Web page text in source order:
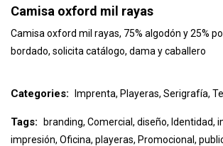
Camisa oxford mil rayas
Camisa oxford mil rayas, 75% algodón y 25%
bordado, solicita catálogo, dama y caballero
Categories: Imprenta, Playeras, Serigrafía,
Tags: branding, Comercial , diseño, Identidad,
impresión, Oficina, playeras, Promocional ,